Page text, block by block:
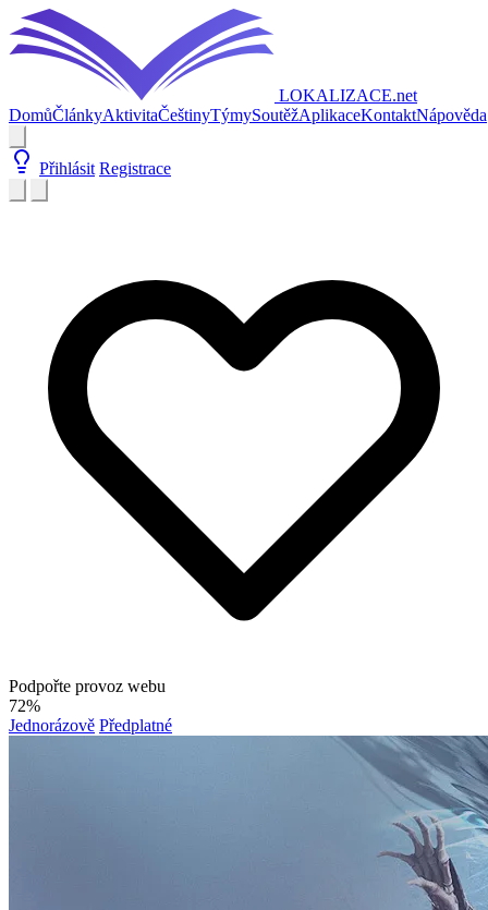
LOKALIZACE.net
DomůČlánkyAktivitaČeštinyTýmySoutěžAplikaceKontaktNápověda
Přihlásit Registrace
Podpořte provoz webu
72%
Jednorázově Předplatné